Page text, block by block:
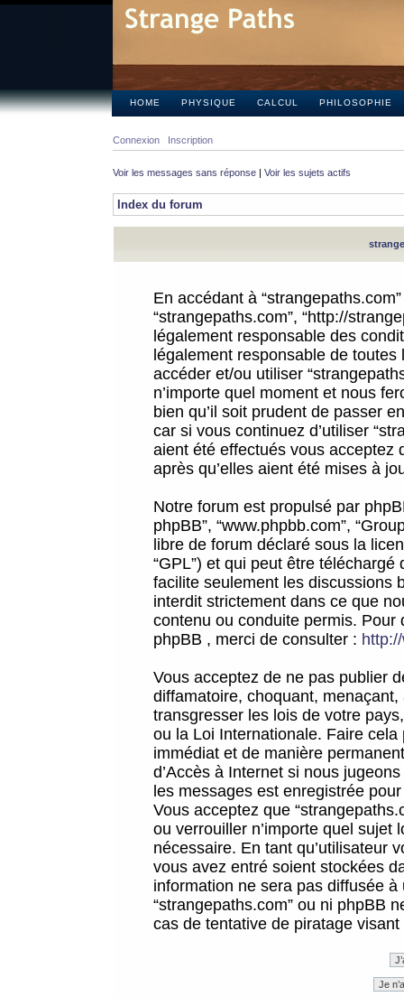
HOME PHYSIQUE CALCUL PHILOSOPHIE
Connexion Inscription
Voir les messages sans réponse | Voir les sujets actifs
Index du forum
En accédant à
“strangepaths.com”, “http://
légalement responsable des
légalement responsable de
accéder et/ou utiliser
n’importe quel moment et nous
bien qu’il soit prudent de passer
car si vous continuez d’utiliser
aient été effectués vous acceptez
après qu’elles aient été mises à
Notre forum est propulsé par
phpBB”, “www.phpbb.com”,
libre de forum déclaré sous la
“GPL”) et qui peut être téléchargé
facilite seulement les discussions
interdit strictement dans ce que
contenu ou conduite permis.
phpBB , merci de consulter :
Vous acceptez de ne pas publier
diffamatoire, choquant,
transgresser les lois de votre
ou la Loi Internationale. Faire
immédiat et de manière
d’Accès à Internet si nous
les messages est enregistrée
Vous acceptez que
ou verrouiller n’importe quel sujet
nécessaire. En tant qu’utilisateur
vous avez entré soient stockées
information ne sera pas diffusée
“strangepaths.com” ou ni phpBB
cas de tentative de piratage